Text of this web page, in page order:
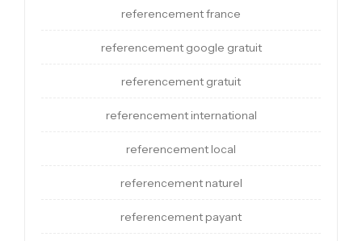
referencement france
referencement google gratuit
referencement gratuit
referencement international
referencement local
referencement naturel
referencement payant